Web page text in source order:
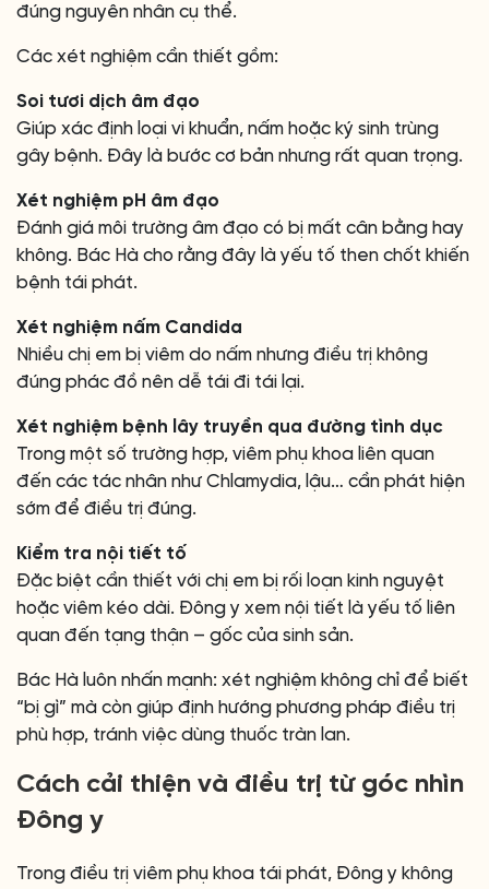
đúng nguyên nhân cụ thể.
Các xét nghiệm cần thiết gồm:
Soi tươi dịch âm đạo
Giúp xác định loại vi khuẩn, nấm hoặc ký sinh trùng
gây bệnh. Đây là bước cơ bản nhưng rất quan trọng.
Xét nghiệm pH âm đạo
Đánh giá môi trường âm đạo có bị mất cân bằng hay
không. Bác Hà cho rằng đây là yếu tố then chốt khiến
bệnh tái phát.
Xét nghiệm nấm Candida
Nhiều chị em bị viêm do nấm nhưng điều trị không
đúng phác đồ nên dễ tái đi tái lại.
Xét nghiệm bệnh lây truyền qua đường tình dục
Trong một số trường hợp, viêm phụ khoa liên quan
đến các tác nhân như Chlamydia, lậu… cần phát hiện
sớm để điều trị đúng.
Kiểm tra nội tiết tố
Đặc biệt cần thiết với chị em bị rối loạn kinh nguyệt
hoặc viêm kéo dài. Đông y xem nội tiết là yếu tố liên
quan đến tạng thận – gốc của sinh sản.
Bác Hà luôn nhấn mạnh: xét nghiệm không chỉ để biết
“bị gì” mà còn giúp định hướng phương pháp điều trị
phù hợp, tránh việc dùng thuốc tràn lan.
Cách cải thiện và điều trị từ góc nhìn
Đông y
Trong điều trị viêm phụ khoa tái phát, Đông y không